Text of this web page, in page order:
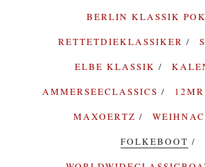
BERLIN KLASSIK
RETTETDIEKLASSIKER
ELBE KLASSIK
AMMERSEECLASSICS
12MR
MAXOERTZ
FOLKEBOOT